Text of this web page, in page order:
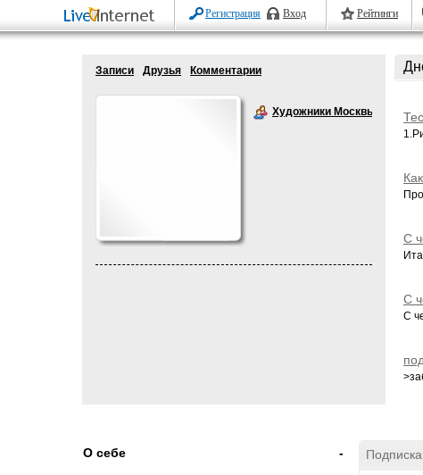
Регистрация Вход Рейтинги
Записи Друзья Комментарии
Художники Москвы
С
С
С
-
О себе